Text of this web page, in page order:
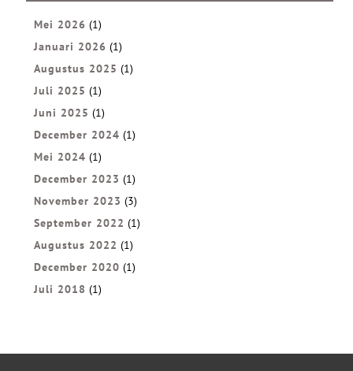
Mei 2026 (1)
Januari 2026 (1)
Augustus 2025 (1)
Juli 2025 (1)
Juni 2025 (1)
December 2024 (1)
Mei 2024 (1)
December 2023 (1)
November 2023 (3)
September 2022 (1)
Augustus 2022 (1)
December 2020 (1)
Juli 2018 (1)